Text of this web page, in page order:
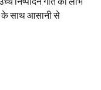
साथ आसानी से